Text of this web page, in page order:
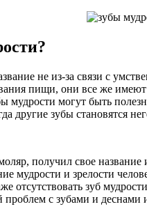
не из-за связи с
пищи, они все же
мудрости могут быть
другие зубы становятся
получил свое
мудрости и зрелости
отсутствовать зуб
проблем с зубами и